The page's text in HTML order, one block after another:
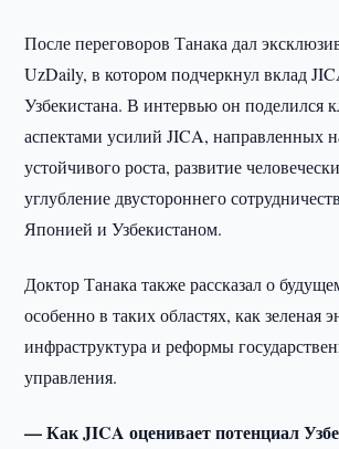
После переговоров Танака дал
UzDaily, в котором подчеркнул вклад
Узбекистана. В интервью он поделился
аспектами усилий JICA, направленных
устойчивого роста, развитие
углубление двустороннего
Японией и Узбекистаном.
Доктор Танака также рассказал о
особенно в таких областях, как зеленая
инфраструктура и реформы
управления.
— Как JICA оценивает потенциал